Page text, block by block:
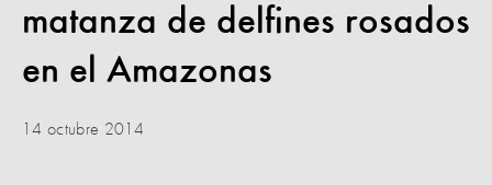
matanza de delfines rosados
en el Amazonas
14 octubre 2014